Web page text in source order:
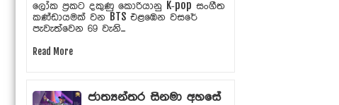
ලෝක ප්‍රකට දකුණු කොරියානු K-pop සංගීත
කණ්ඩායමක් වන BTS එළඹෙන වසරේ
පැවැත්වෙන 69 වැනි...
Read More
ජාත්‍යන්තර සිනමා අහසේ